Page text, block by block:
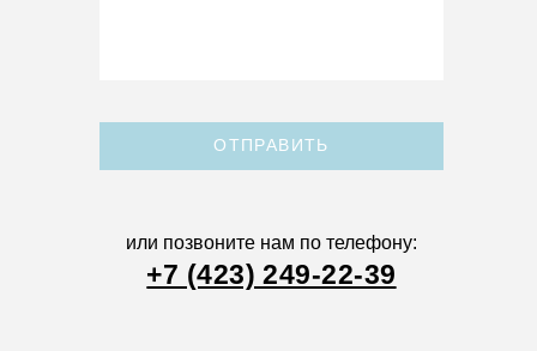
ОТПРАВИТЬ
или позвоните нам по телефону:
+7 (423) 249-22-39